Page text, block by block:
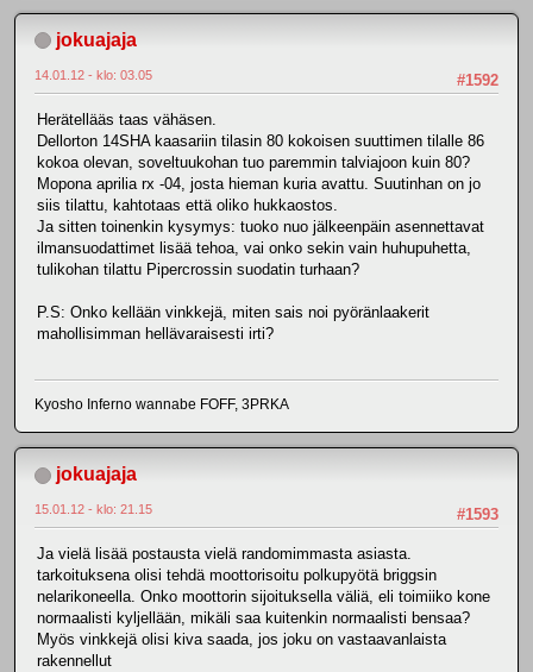
jokuajaja
#1592
14.01.12 - klo: 03.05
Herätellääs taas vähäsen.
Dellorton 14SHA kaasariin tilasin 80 kokoisen suuttimen tilalle 86
kokoa olevan, soveltuukohan tuo paremmin talviajoon kuin 80?
Mopona aprilia rx -04, josta hieman kuria avattu. Suutinhan on jo
siis tilattu, kahtotaas että oliko hukkaostos.
Ja sitten toinenkin kysymys: tuoko nuo jälkeenpäin asennettavat
ilmansuodattimet lisää tehoa, vai onko sekin vain huhupuhetta,
tulikohan tilattu Pipercrossin suodatin turhaan?
P.S: Onko kellään vinkkejä, miten sais noi pyöränlaakerit
mahollisimman hellävaraisesti irti?
Kyosho Inferno wannabe FOFF, 3PRKA
jokuajaja
#1593
15.01.12 - klo: 21.15
Ja vielä lisää postausta vielä randomimmasta asiasta.
tarkoituksena olisi tehdä moottorisoitu polkupyötä briggsin
nelarikoneella. Onko moottorin sijoituksella väliä, eli toimiiko kone
normaalisti kyljellään, mikäli saa kuitenkin normaalisti bensaa?
Myös vinkkejä olisi kiva saada, jos joku on vastaavanlaista
rakennellut